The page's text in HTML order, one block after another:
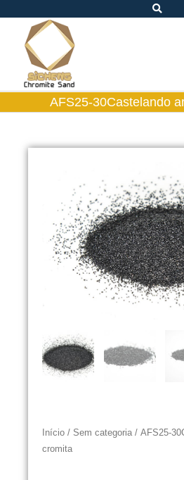
AFS25-30Castelando
Início / Sem categoria / AFS25-
cromita